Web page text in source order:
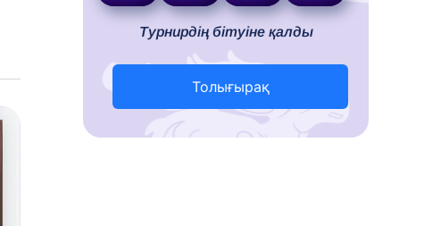
Турнирдің бітуіне қалды
Толығырақ